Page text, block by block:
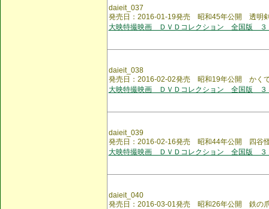
daieit_037
発売日：2016-01-19発売 昭和45年公開 透明
大映特撮映画 ＤＶＤコレクション 全国版 ３
daieit_038
発売日：2016-02-02発売 昭和19年公開 かく
大映特撮映画 ＤＶＤコレクション 全国版 ３
daieit_039
発売日：2016-02-16発売 昭和44年公開 四谷
大映特撮映画 ＤＶＤコレクション 全国版 ３
daieit_040
発売日：2016-03-01発売 昭和26年公開 鉄の